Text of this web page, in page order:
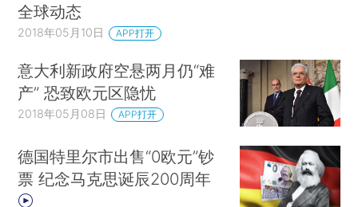
全球动态
2018年05月10日 APP打开
意大利新政府空悬两月仍“难
产” 恐致欧元区隐忧
2018年05月08日 APP打开
德国特里尔市出售“0欧元”钞
票 纪念马克思诞辰200周年